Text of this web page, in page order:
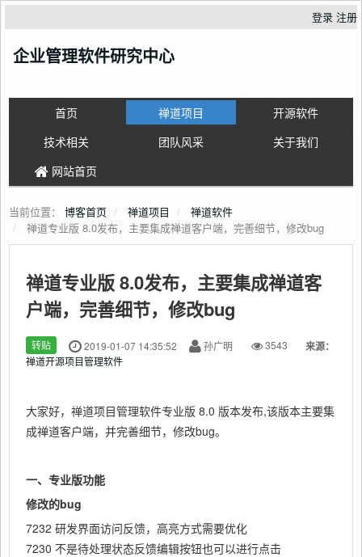
登录 注册
企业管理软件研究中心
首页 禅道项目
开源软件
技术相关
团队风采
关于我们
网站首页
当前位置： 博客首页 禅道项目
禅道软件
禅道专业版 8.0发布，主要集成禅道客户端，完善细节，修改bug
禅道专业版 8.0发布，主要集成禅道客
户端，完善细节，修改bug
转贴 2019-01-07 14:35:52 孙广明 3543 来源：
禅道开源项目管理软件
大家好，禅道项目管理软件专业版 8.0 版本发布,该版本主要集
成禅道客户端，并完善细节，修改bug。
一、专业版功能
修改的bug
7232 研发界面访问反馈，高亮方式需要优化
7230 不是待处理状态反馈编辑按钮也可以进行点击